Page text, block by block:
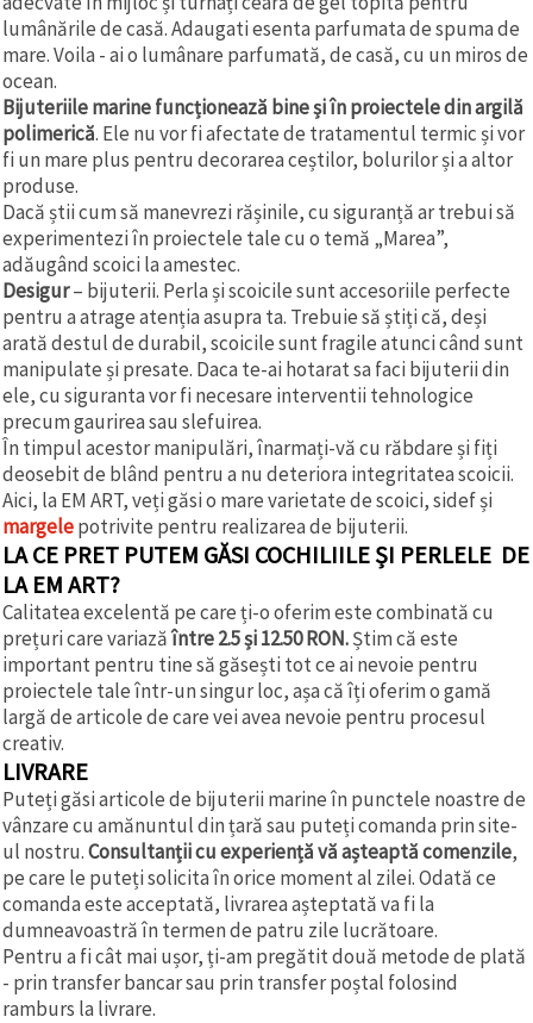
lumânările de casă. Adaugati esenta parfumata de spuma de
mare. Voila - ai o lumânare parfumată, de casă, cu un miros de
ocean.
Bijuteriile marine funcționează bine și în proiectele din argilă
polimerică. Ele nu vor fi afectate de tratamentul termic și vor
fi un mare plus pentru decorarea ceștilor, bolurilor și a altor
produse.
Dacă știi cum să manevrezi rășinile, cu siguranță ar trebui să
experimentezi în proiectele tale cu o temă „Marea”,
adăugând scoici la amestec.
Desigur– bijuterii. Perla și scoicile sunt accesoriile perfecte
pentru a atrage atenția asupra ta. Trebuie să știți că, deși
arată destul de durabil, scoicile sunt fragile atunci când sunt
manipulate și presate. Daca te-ai hotarat sa faci bijuterii din
ele, cu siguranta vor fi necesare interventii tehnologice
precum gaurirea sau slefuirea.
În timpul acestor manipulări, înarmați-vă cu răbdare și fiți
deosebit de blând pentru a nu deteriora integritatea scoicii.
Aici, la EM ART, veți găsi o mare varietate de scoici, sidef și
margelepotrivite pentru realizarea de bijuterii.
LA CE PRET PUTEM GĂSI COCHILIILE ȘI PERLELE DE
LA EM ART?
Calitatea excelentă pe care ți-o oferim este combinată cu
prețuri care variazăîntre 2.5 și 12.50 RON.Știm că este
important pentru tine să găsești tot ce ai nevoie pentru
proiectele tale într-un singur loc, așa că îți oferim o gamă
largă de articole de care vei avea nevoie pentru procesul
creativ.
LIVRARE
Puteți găsi articole de bijuterii marine în punctele noastre de
vânzare cu amănuntul din țară sau puteți comanda prin site-
ul nostru.Consultanții cu experiență vă așteaptă comenzile,
pe care le puteți solicita în orice moment al zilei. Odată ce
comanda este acceptată, livrarea așteptată va fi la
dumneavoastră în termen de patru zile lucrătoare.
Pentru a fi cât mai ușor, ți-am pregătit două metode de plată
- prin transfer bancar sau prin transfer poștal folosind
ramburs la livrare.